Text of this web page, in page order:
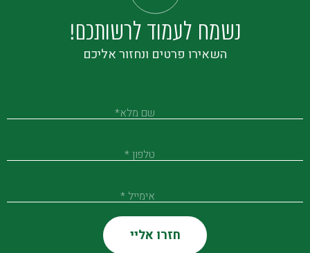
נשמח לעמוד לרשותכם!
השאירו פרטים ונחזור אליכם
שם מלא*
טלפון *
אימייל *